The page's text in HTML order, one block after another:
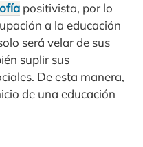
positivista, por lo
a la educación
será velar de sus
suplir sus
De esta manera,
de una educación